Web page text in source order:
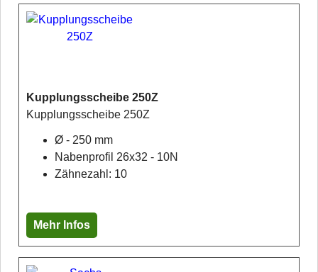
Kupplungsscheibe 250Z
Kupplungsscheibe 250Z
Ø - 250 mm
Nabenprofil 26x32 - 10N
Zähnezahl: 10
Mehr Infos